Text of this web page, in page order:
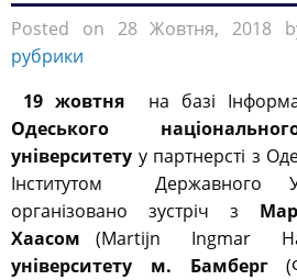
Posted on 28 Жовтня, 2018
рубрики
19 жовтня на базі
Одеського
університету у партнерсті з
Інститутом Державного
організовано зустріч з
Хаасом (Martijn Ingmar
університету м. Бамберг